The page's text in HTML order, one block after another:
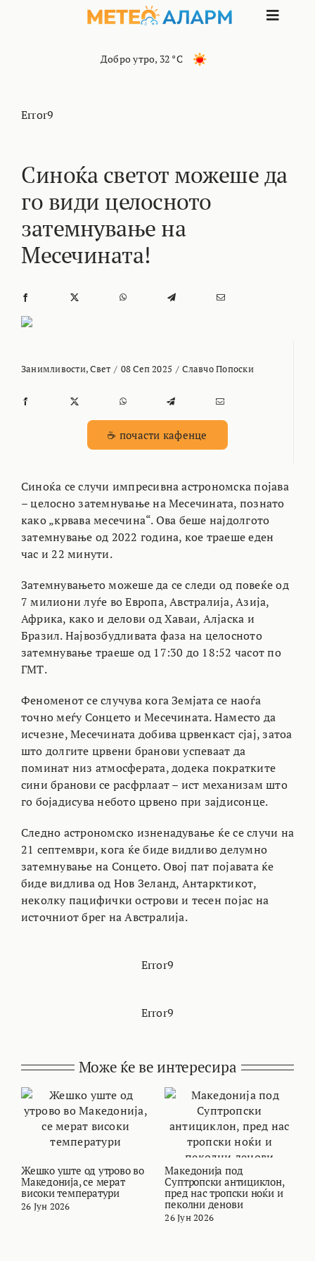
Toggle
КОНТАКТ
Добро утро, 32 °C
Error9
Синоќа светот можеше да
го види целосното
затемнување на
Месечината!
Занимливости,Свет / 08 Сеп 2025 / Славчо Попоски
☕ почасти кафенце
Синоќа се случи импресивна астрономска појава
– целосно затемнување на Месечината, познато
како „крвава месечина“. Ова беше најдолгото
затемнување од 2022 година, кое траеше еден
час и 22 минути.
Затемнувањето можеше да се следи од повеќе од
7 милиони луѓе во Европа, Австралија, Азија,
Африка, како и делови од Хаваи, Алјаска и
Бразил. Највозбудливата фаза на целосното
затемнување траеше од 17:30 до 18:52 часот по
ГМТ.
Феноменот се случува кога Земјата се наоѓа
точно меѓу Сонцето и Месечината. Наместо да
исчезне, Месечината добива црвенкаст сјај, затоа
што долгите црвени бранови успеваат да
поминат низ атмосферата, додека пократките
сини бранови се расфрлаат – ист механизам што
го бојадисува небото црвено при зајдисонце.
Следно астрономско изненадување ќе се случи на
21 септември, кога ќе биде видливо делумно
затемнување на Сонцето. Овој пат појавата ќе
биде видлива од Нов Зеланд, Антарктикот,
неколку пацифички острови и тесен појас на
источниот брег на Австралија.
Error9
Error9
Може ќе ве интересира
Жешко уште од утрово во
Македонија, се мерат
високи температури
26 Јун 2026
Македонија под
Суптропски антициклон,
пред нас тропски ноќи и
пеколни денови
26 Јун 2026